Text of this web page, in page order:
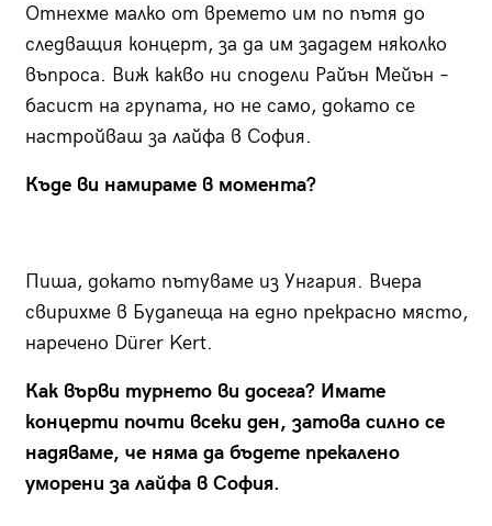
Отнехме малко от времето им по пътя до
следващия концерт, за да им зададем няколко
въпроса. Виж какво ни сподели Райън Мейън –
басист на групата, но не само, докато се
настройваш за лайфа в София.
Къде ви намираме в момента?
Пиша, докато пътуваме из Унгария. Вчера
свирихме в Будапеща на едно прекрасно място,
наречено Dürer Kert.
Как върви турнето ви досега? Имате
концерти почти всеки ден, затова силно се
надяваме, че няма да бъдете прекалено
уморени за лайфа в София.